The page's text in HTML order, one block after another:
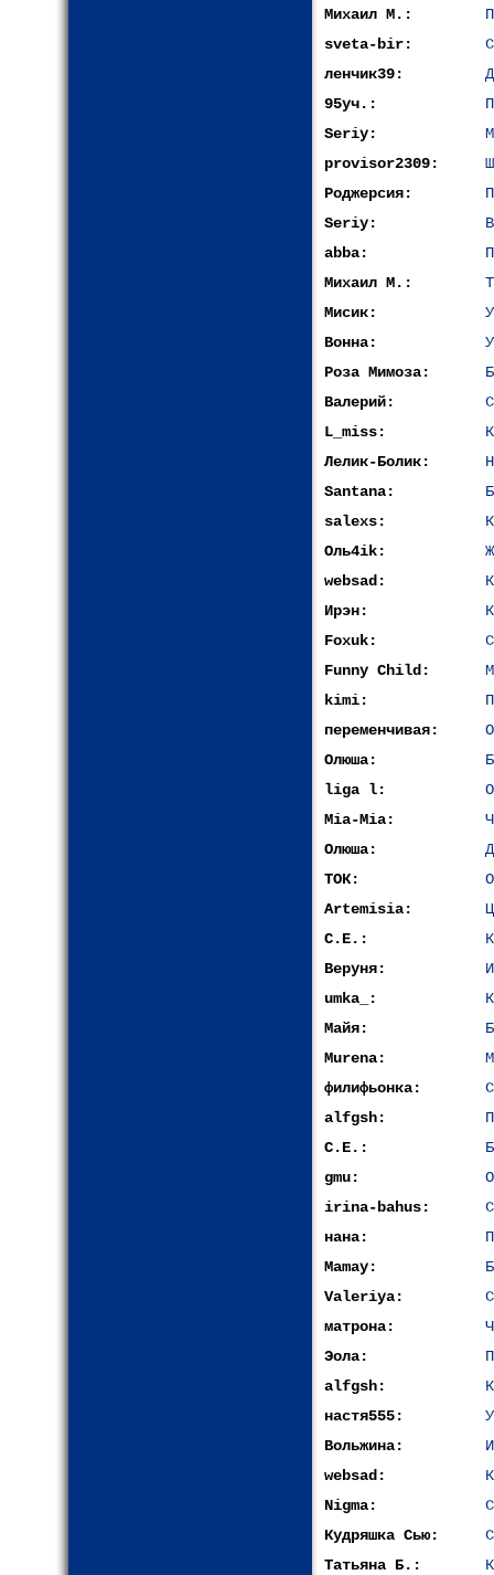
Михаил М.:
sveta-bir:
ленчик39:
95уч.:
Seriy:
provisor2309:
Роджерсия:
Seriy:
abba:
Михаил М.:
Мисик:
Вонна:
Роза Мимоза:
Валерий:
L_miss:
Лелик-Болик:
Santana:
salexs:
Оль4ik:
websad:
Ирэн:
Foxuk:
Funny Child:
kimi:
переменчивая:
Олюша:
liga l:
Mia-Mia:
Олюша:
ТОК:
Artemisia:
С.Е.:
Веруня:
umka_:
Майя:
Murena:
филифьонка:
alfgsh:
С.Е.:
gmu:
irina-bahus:
нана:
Mamay:
Valeriya:
матрона:
Эола:
alfgsh:
настя555:
Вольжина:
websad:
Nigma:
Кудряшка Сью:
Татьяна Б.: